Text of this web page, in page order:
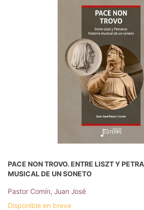
PACE NON TROVO. ENTRE LISZT Y
MUSICAL DE UN SONETO
Pastor Comín, Juan José
Disponible en breve